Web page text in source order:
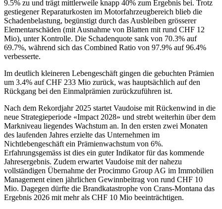
9.5% zu und trägt mittlerweile knapp 40% zum Ergebnis bei. Trotz
gestiegener Reparaturkosten im Motorfahrzeugbereich blieb die
Schadenbelastung, begünstigt durch das Ausbleiben grösserer
Elementarschäden (mit Ausnahme von Blatten mit rund CHF 12
Mio), unter Kontrolle. Die Schadenquote sank von 70.3% auf
69.7%, während sich das Combined Ratio von 97.9% auf 96.4%
verbesserte.
Im deutlich kleineren Lebengeschäft gingen die gebuchten Prämien
um 3.4% auf CHF 233 Mio zurück, was hauptsächlich auf den
Rückgang bei den Einmalprämien zurückzuführen ist.
Nach dem Rekordjahr 2025 startet Vaudoise mit Rückenwind in die
neue Strategieperiode «Impact 2028» und strebt weiterhin über dem
Markniveau liegendes Wachstum an. In den ersten zwei Monaten
des laufenden Jahres erzielte das Unternehmen im
Nichtlebengeschäft ein Prämienwachstum von 6%.
Erfahrungsgemäss ist dies ein guter Indikator für das kommende
Jahresergebnis. Zudem erwartet Vaudoise mit der nahezu
vollständigen Übernahme der Procimmo Group AG im Immobilien
Management einen jährlichen Gewinnbeitrag von rund CHF 10
Mio. Dagegen dürfte die Brandkatastrophe von Crans-Montana das
Ergebnis 2026 mit mehr als CHF 10 Mio beeinträchtigen.